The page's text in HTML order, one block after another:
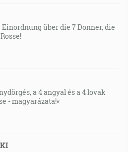
über die 7 Donner, die
a 4 angyal és a 4 lovak
- magyarázata!«